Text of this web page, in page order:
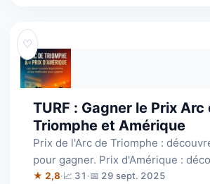
♡
TURF : Gagner le Prix Arc
Triomphe et Amérique
Prix de l'Arc de Triomphe :
pour gagner. Prix d'Amérique :
méthode pour gagner.2 Méthodes
★ 2,8·📈 31 ·📅 29 sept. 2025